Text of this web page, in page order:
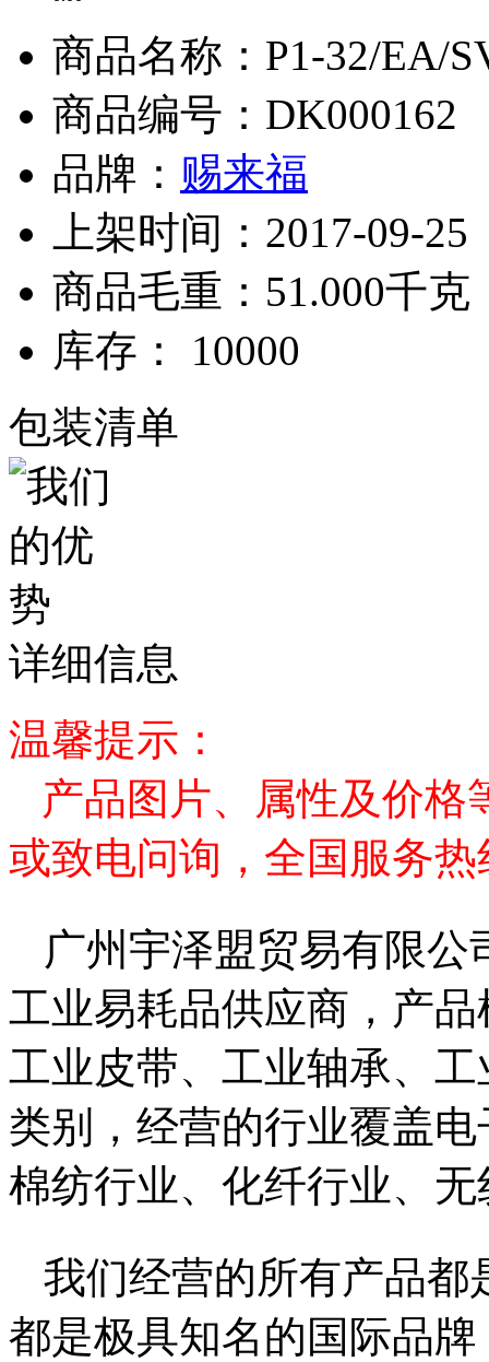
商品名称：P1-32/EA/
商品编号：DK000162
品牌： 赐来福
上架时间：2017-09-25
商品毛重：51.000千克
库存： 10000
包装清单
详细信息
温馨提示：
产品图片、属性及价格
或致电问询，全国服务热
广州宇泽盟贸易有限
工业易耗品供应商，产
工业皮带、工业轴承、
类别，经营的行业覆盖
棉纺行业、化纤行业、
我们经营的所有产品都
都是极具知名的国际品